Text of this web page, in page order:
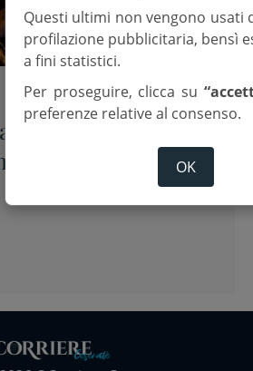
di Sax” al Santuario
Crocifisso di
Questi ultimi non vengono usati
profilazione pubblicitaria, bensì
a fini statistici.
Per proseguire, clicca su
preferenze relative al consenso.
OK